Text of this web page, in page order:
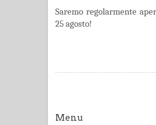
Saremo regolarmente
25 agosto!
Menu